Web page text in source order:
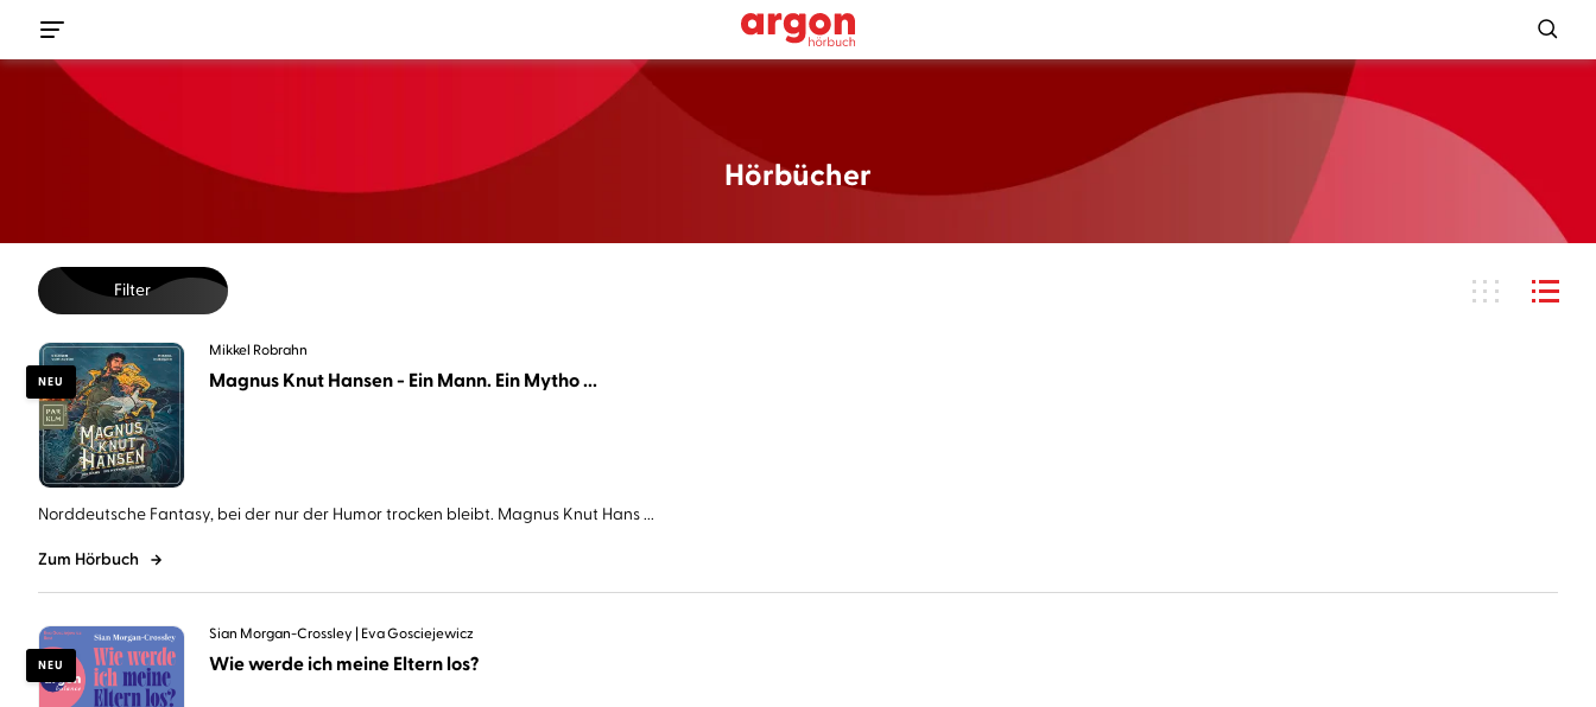
Hörbücher
Filter
NEU
Mikkel Robrahn
Magnus Knut Hansen - Ein Mann. Ein Mytho ...
Norddeutsche Fantasy, bei der nur der Humor trocken bleibt. Magnus Knut Hans ...
Zum Hörbuch
NEU
Sian Morgan-Crossley Eva Gosciejewicz
Wie werde ich meine Eltern los?